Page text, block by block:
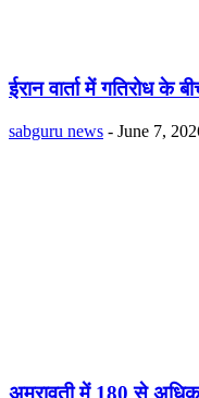
ईरान वार्ता में गतिरोध के
sabguru news - June 7,
अमरावती में 180 से